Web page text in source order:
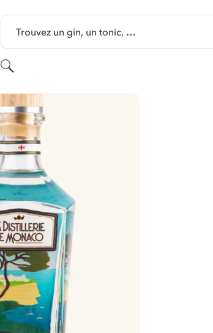
Trouvez un gin, un tonic, …
Rechercher